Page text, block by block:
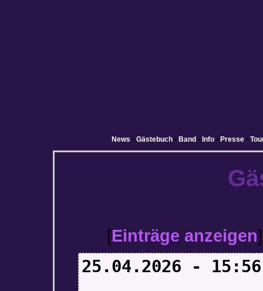
News • Gästebuch • Band • Info • Presse •
[Einträge anzeigen
25.04.2026 - 15:56